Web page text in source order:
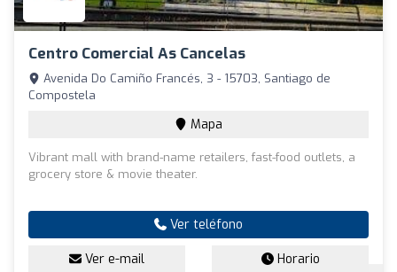
Centro Comercial As Cancelas
Avenida Do Camiño Francés, 3 - 15703, Santiago de
Compostela
Mapa
Vibrant mall with brand-name retailers, fast-food outlets, a
grocery store & movie theater.
Ver teléfono
Ver e-mail Horario